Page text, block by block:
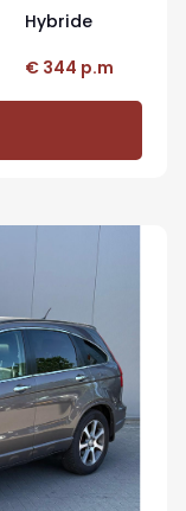
Hybride
€ 344 p.m